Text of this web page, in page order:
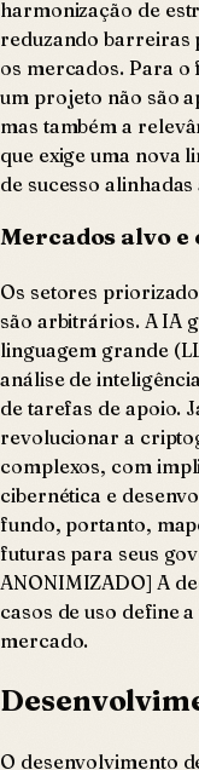
harmonização de
reduzando barreiras
os mercados. Para
um projeto não são
mas também a
que exige uma nova
de sucesso
Mercados alvo e
Os setores
são arbitrários. A IA
linguagem grande
análise de
de tarefas de apoio.
revolucionar a
complexos, com
cibernética e
fundo, portanto,
futuras para seus
ANONIMIZADO] A
casos de uso define
mercado.
O desenvolvimento